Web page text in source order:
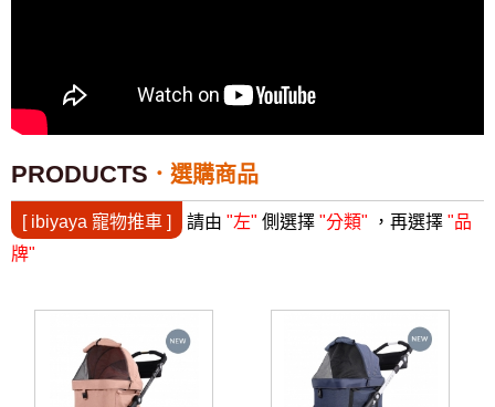
PRODUCTS 選購商品
[ ibiyaya 寵物推車 ] 請由 "左" 側選擇 "分類" ，再選擇 "品
牌"